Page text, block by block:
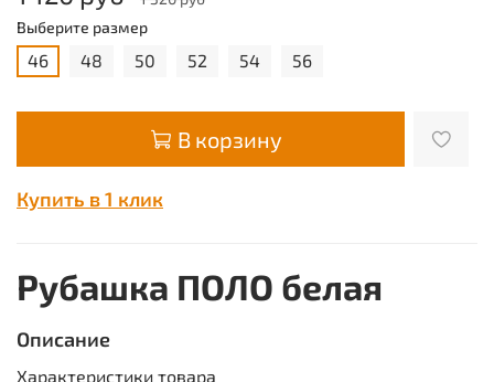
Выберите размер
46 48 50 52 54 56
В корзину
Купить в 1 клик
Рубашка ПОЛО белая
Описание
Характеристики товара